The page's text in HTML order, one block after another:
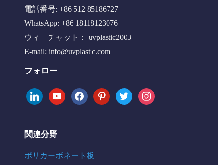
電話番号: +86 512 85186727
WhatsApp: +86 18118123076
ウィーチャット： uvplastic2003
E-mail: info@uvplastic.com
フォロー
linkedinyoutubefacebookpinteresttwitter instagram
関連分野
ポリカーボネート板